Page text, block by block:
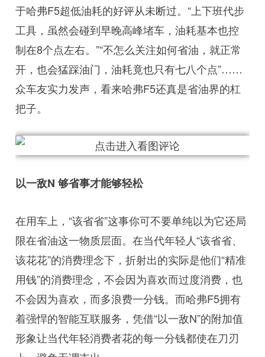
于哈弗F5超低油耗的好评从未断过。“上下班代步
工具，虽然会碰到早晚高峰堵车，油耗基本也控
制在8个点左右。”“不怎么关注如何省油，就正常
开，也会猛踩油门，油耗竟也只有七八个点”……
众车友实力发声，看来哈弗F5还真是省油界的杠
把子。
以一敌N 够省事才能够轻松
在用车上，“该省省”这事你可不要单纯以为它还局
限在省油这一物质层面。在当代年轻人“该省省、
该花花”的消费理念下，折射出的实际是他们“精准
用钱”的消费理念，不会因为喜欢而过度消费，也
不会因为喜欢，而多浪费一分钱。而哈弗F5拥有
着强悍的智能互联服务，凭借“以一敌N”的附加值
形象让当代年轻消费者花的每一分钱都使在刀刃